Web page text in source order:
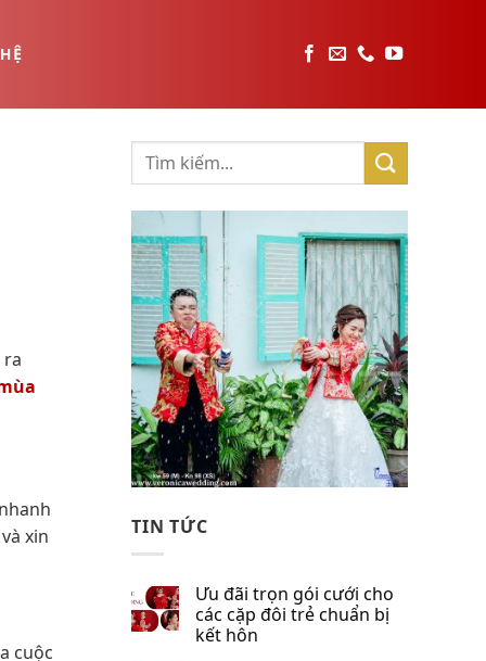
xin
cuộc
TIN TỨC
Ưu đãi trọn gói cưới cho
các cặp đôi trẻ chuẩn bị
kết hôn